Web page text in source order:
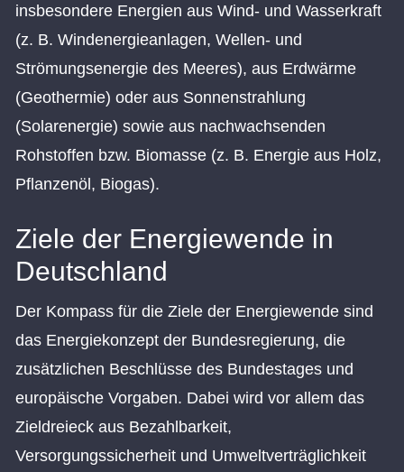
insbesondere Energien aus Wind- und Wasserkraft
(z. B. Windenergieanlagen, Wellen- und
Strömungsenergie des Meeres), aus Erdwärme
(Geothermie) oder aus Sonnenstrahlung
(Solarenergie) sowie aus nachwachsenden
Rohstoffen bzw. Biomasse (z. B. Energie aus Holz,
Pflanzenöl, Biogas).
Ziele der Energiewende in
Deutschland
Der Kompass für die Ziele der Energiewende sind
das Energiekonzept der Bundesregierung, die
zusätzlichen Beschlüsse des Bundestages und
europäische Vorgaben. Dabei wird vor allem das
Zieldreieck aus Bezahlbarkeit,
Versorgungssicherheit und Umweltverträglichkeit